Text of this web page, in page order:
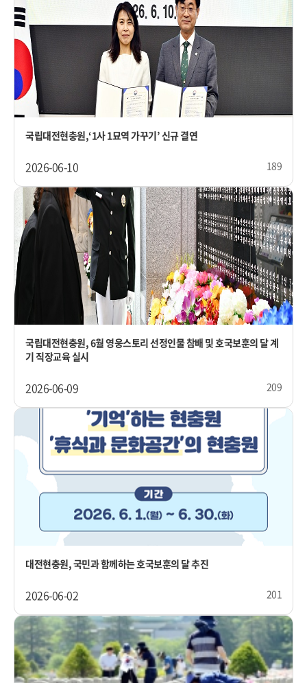
국립대전현충원,‘1사 1묘역 가꾸기’ 신규 결연
2026-06-10 189
국립대전현충원, 6월 영웅스토리 선정인물 참배 및 호국보훈의 달 계
기 직장교육 실시
2026-06-09 209
대전현충원, 국민과 함께하는 호국보훈의 달 추진
2026-06-02 201